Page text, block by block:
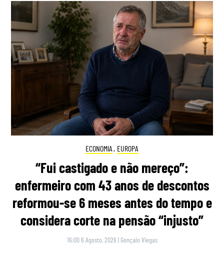
ECONOMIA , EUROPA
“Fui castigado e não mereço”:
enfermeiro com 43 anos de descontos
reformou-se 6 meses antes do tempo e
considera corte na pensão “injusto”
16:00 6 Agosto, 2026 | Gonçalo Viegas